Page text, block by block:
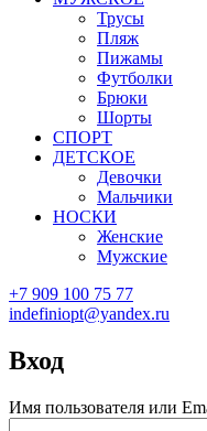
Трусы
Пляж
Пижамы
Футболки
Брюки
Шорты
СПОРТ
ДЕТСКОЕ
Девочки
Мальчики
НОСКИ
Женские
Мужские
+7 909 100 75 77
indefiniopt@yandex.ru
Вход
Имя пользователя или